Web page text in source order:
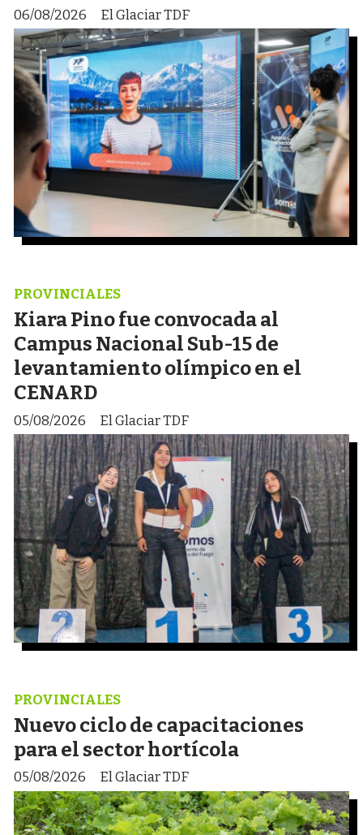
El Glaciar TDF
06/08/2026
Kiara Pino fue convocada al
Campus Nacional Sub-15 de
levantamiento olímpico en el
CENARD
El Glaciar TDF
PROVINCIALES
05/08/2026
Nuevo ciclo de capacitaciones
para el sector hortícola
El Glaciar TDF
PROVINCIALES
05/08/2026